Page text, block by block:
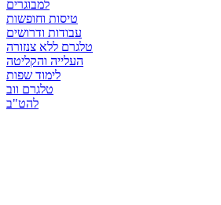
למבוגרים
טיסות וחופשות
עבודות ודרושים
טלגרם ללא צנזורה
העלייה והקליטה
לימוד שפות
טלגרם ווב
להט"ב